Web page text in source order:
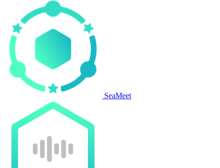
SeaMeet